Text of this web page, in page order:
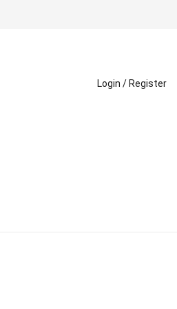
Login / Register